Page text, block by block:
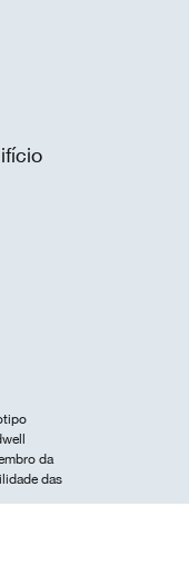
da
das